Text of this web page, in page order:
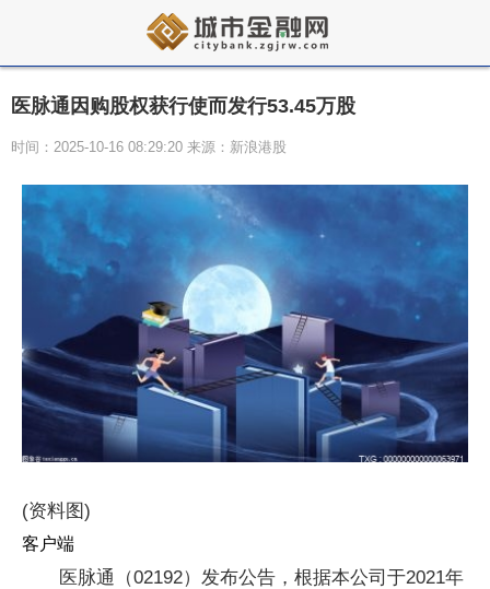
医脉通因购股权获行使而发行53.45万股
时间：2025-10-16 08:29:20 来源：新浪港股
(资料图)
客户端
医脉通（02192）发布公告，根据本公司于2021年